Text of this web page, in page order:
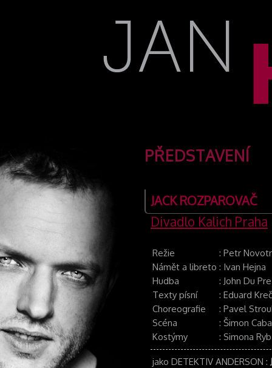
PŘEDSTAVENÍ
JACK ROZPAROVAČ
Divadlo Kalich Praha
Režie : Petr
Námět a libreto : Ivan Hejna
Hudba
: John Du
Texty písní
: Eduard
Choreografie
: Pavel
Scéna
: Šimon
Kostýmy
: Simona
jako DETEKTIV ANDERSON :